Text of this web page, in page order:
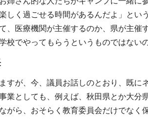
しく過ごせる時間があるんだよ」と
、医療機関が主催するのか、県が主
校でやってもらうというものではない
すが、今、議員お話しのとおり、既
業としても、例えば、秋田県とか大分
がら、おそらく教育委員会だけでなく